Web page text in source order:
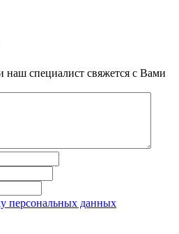
наш специалист свяжется с Вами
персональных данных